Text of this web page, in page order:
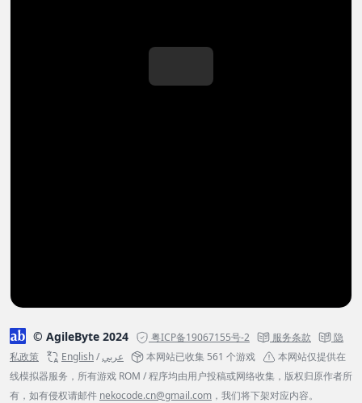
© AgileByte 2024 粤ICP备19067155号-2 服务条款
隐
私政策
English/عربي 本网站已收集 561 个游戏
本网站仅提供在
线模拟器服务，所有游戏 ROM / 程序均由用户投稿或网络收集，版权归原作者所
有，如有侵权请邮件 nekocode.cn@gmail.com ，我们将下架对应内容。